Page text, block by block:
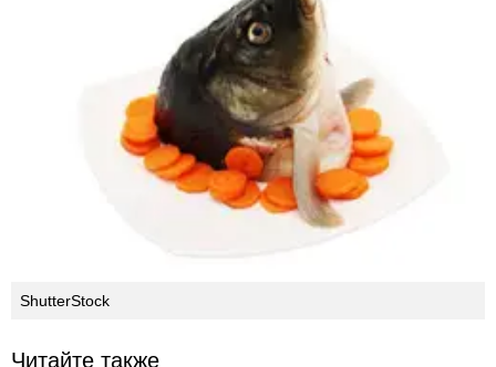
ShutterStock
Читайте также